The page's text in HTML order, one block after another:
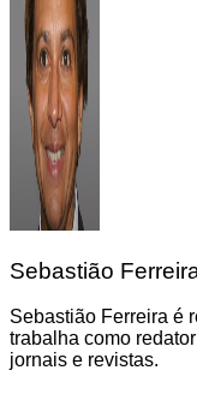
Sebastião
Sebastião Ferreira é
trabalha como
jornais e revistas.